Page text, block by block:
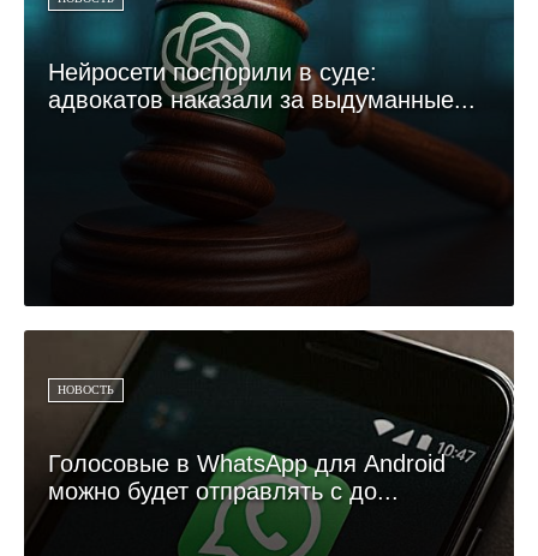
Нейросети поспорили в суде:
адвокатов наказали за выдуманные...
НОВОСТЬ
Голосовые в WhatsApp для Android
можно будет отправлять с до...